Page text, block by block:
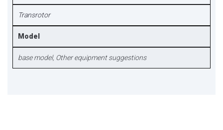
Transrotor
Model
base model, Other equipment suggestions